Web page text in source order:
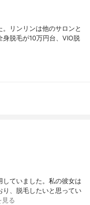
リンリンは他のサロンと
身脱毛が10万円台、VIO脱
ていました。私の彼女は
り、脱毛したいと思ってい
見る